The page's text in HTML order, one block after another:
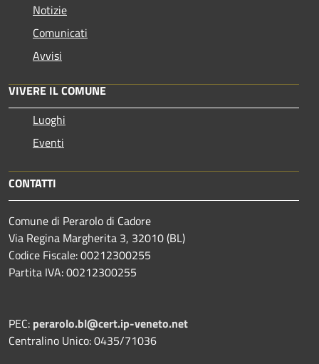
Notizie
Comunicati
Avvisi
VIVERE IL COMUNE
Luoghi
Eventi
CONTATTI
Comune di Perarolo di Cadore
Via Regina Margherita 3, 32010 (BL)
Codice Fiscale: 00212300255
Partita IVA: 00212300255
PEC: perarolo.bl@cert.ip-veneto.net
Centralino Unico: 0435/71036